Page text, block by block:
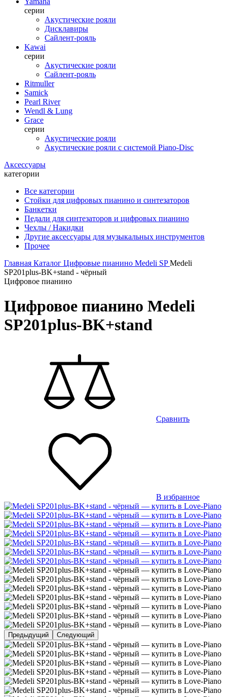
серии
Акустические рояли
Дисклавиры
Сайлент-рояль
Kawai
серии
Акустические рояли
Сайлент-рояль
Ritmuller
Samick
Pearl River
Wendl & Lung
Grace
серии
Акустические рояли
Акустические рояли с системой Piano-Disc
Аксессуары
категории
Все категории
Стойки для цифровых пианино и синтезаторов
Банкетки
Педали для синтезаторов и цифровых пианино
Чехлы / Накидки
Другие аксессуары для музыкальных инструментов
Прочее
Главная Каталог Цифровые пианино Medeli SPMedeli
SP201plus-BK+stand - чёрный
Цифровое пианино
Цифровое пианино Medeli
SP201plus-BK+stand
Сравнить
В избранное
Предыдущий Следующий